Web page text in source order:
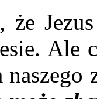
Ale